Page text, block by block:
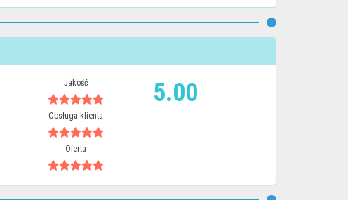
Jakość
Obsługa klienta
Oferta
5.00